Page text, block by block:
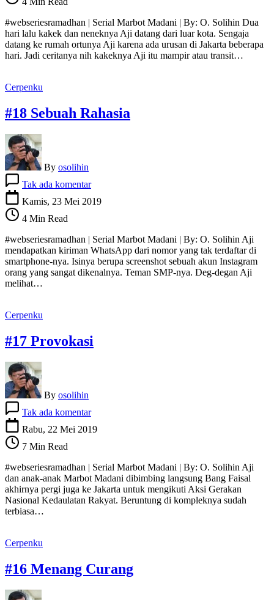
#webseriesramadhan | Serial Marbot Madani | By: O. Solihin Dua
hari lalu kakek dan neneknya Aji datang dari luar kota. Sengaja
datang ke rumah ortunya Aji karena ada urusan di Jakarta beberapa
hari. Jadi ceritanya nih kakeknya Aji itu mampir atau transit…
Cerpenku
#18 Sebuah Rahasia
By osolihin
Tak ada komentar#18
Sebuah
Kamis, 23 Mei 2019
4 Min Read
#webseriesramadhan | Serial Marbot Madani | By: O. Solihin Aji
mendapatkan kiriman WhatsApp dari nomor yang tak terdaftar di
smartphone-nya. Isinya berupa screenshot sebuah akun Instagram
orang yang sangat dikenalnya. Teman SMP-nya. Deg-degan Aji
melihat…
Cerpenku
#17 Provokasi
By osolihin
Tak ada komentar#17
Provokasi
Rabu, 22 Mei 2019
7 Min Read
#webseriesramadhan | Serial Marbot Madani | By: O. Solihin Aji
dan anak-anak Marbot Madani dibimbing langsung Bang Faisal
akhirnya pergi juga ke Jakarta untuk mengikuti Aksi Gerakan
Nasional Kedaulatan Rakyat. Beruntung di kompleknya sudah
terbiasa…
Cerpenku
#16 Menang Curang